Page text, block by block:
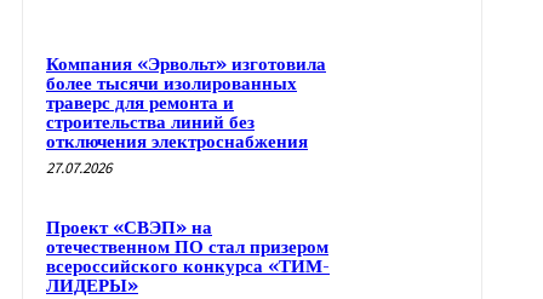
Компания «Эрвольт» изготовила
более тысячи изолированных
траверс для ремонта и
строительства линий без
отключения электроснабжения
27.07.2026
Проект «СВЭП» на
отечественном ПО стал призером
всероссийского конкурса «ТИМ-
ЛИДЕРЫ»